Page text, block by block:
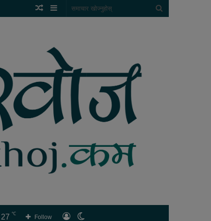
Sidebar
Random
लगइन
Follow
27 ℃